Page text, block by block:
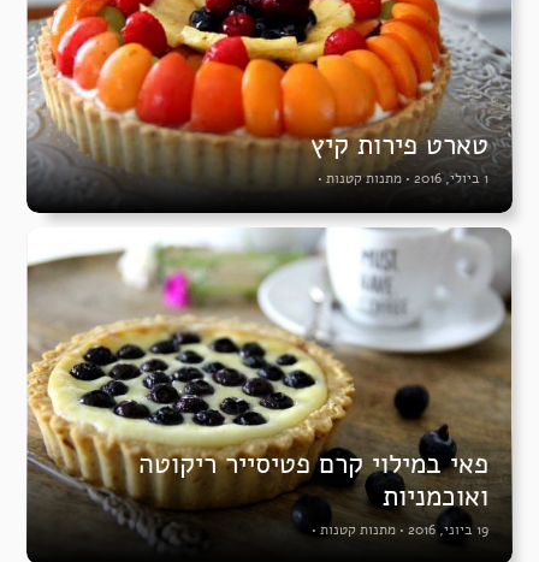
טארט פירות קיץ
1 ביולי, 2016 • מתנות קטנות •
פאי במילוי קרם פטיסייר ריקוטה
ואוכמניות
19 ביוני, 2016 • מתנות קטנות •